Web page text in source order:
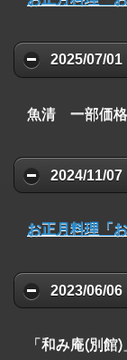
2025/07/01
魚清 一部価格
2024/11/07
お正月料理「お
2023/06/06
「和み庵(別